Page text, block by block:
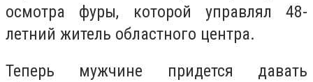
осмотра фуры, которой управлял 48-
летний житель областного центра.
Теперь мужчине придется давать